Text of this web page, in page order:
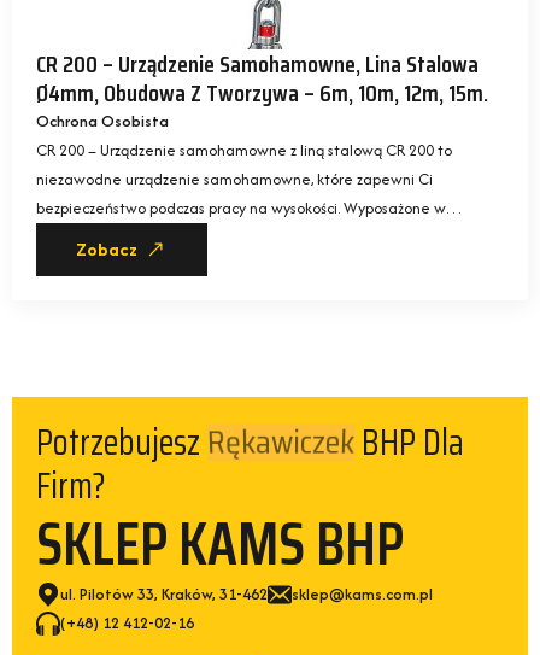
CR 200 – Urządzenie Samohamowne, Lina Stalowa
Ø4mm, Obudowa Z Tworzywa – 6m, 10m, 12m, 15m.
Ochrona Osobista
CR 200 – Urządzenie samohamowne z liną stalową CR 200 to
niezawodne urządzenie samohamowne, które zapewni Ci
bezpieczeństwo podczas pracy na wysokości. Wyposażone w…
Zobacz
Potrzebujesz Kamizelek BHP Dla
Firm?
SKLEP KAMS BHP
ul. Pilotów 33, Kraków, 31-462
sklep@kams.com.pl
(+48) 12 412-02-16